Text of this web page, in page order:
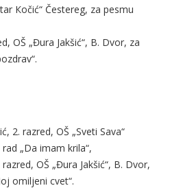
Кočić“ Čestereg, za pesmu
OŠ „Đura Jakšić“, B. Dvor, za
2. razred, OŠ „Sveti Sava“
„Da imam krila“,
OŠ „Đura Jakšić“, B. Dvor,
omiljeni cvet“.